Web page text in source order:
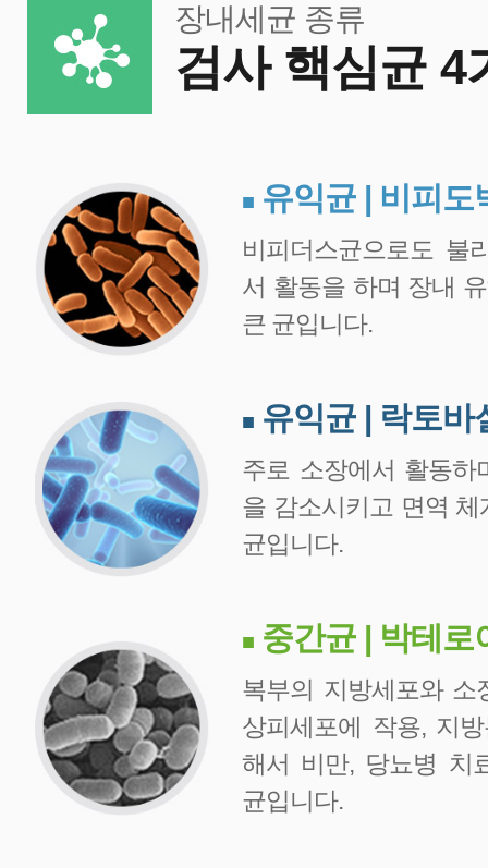
장내세균 종류
검사 핵심균 4
■ 유익균 | 비피도
비피더스균으로도 불
서 활동을 하며 장내
큰 균입니다.
■ 유익균 | 락토바
주로 소장에서 활동하
을 감소시키고 면역
균입니다.
■ 중간균 | 박테로
복부의 지방세포와 소
상피세포에 작용, 지
해서 비만, 당뇨병 치
균입니다.